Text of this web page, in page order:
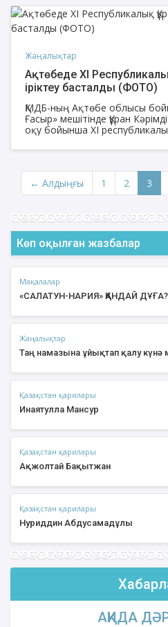
Жаңалықтар
Ақтөбеде ХІ
іріктеу басталды (ФОТО)
ҚМДБ-ның Ақтөбе облысы
Ғасыр» мешітінде Құран
оқу бойынша ХІ
← Алдыңғы 1 2 3
Көп оқылған жазбалар
Мақалалар
«САЛАТУН-НАРИЯ» ҚАНДАЙ ДҰҒА?
Жаңалықтар
Таң намазына ұйықтап қалу күнә
Қазақстан қарилары
Инаятулла Мансур
Қазақстан қарилары
Ақжолтай Бақытжан
Қазақстан қарилары
Нуриддин Абдусамадұлы
АҚИДА